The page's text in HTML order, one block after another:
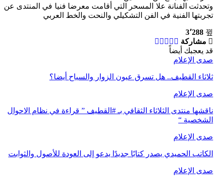
وتحدثت الفنانة علا المسحر التي أقامت معرضا فنيا في المنتدى عن
تجربتها الفنية في الفن التشكيلي والنحت والخط العربي
3٬288
مشاركة
قد يعجبك أيضاً
صدى الإعلام
ثلاثاء القطيف.. هل تسرق عيون الزوار والسياح أيضا؟
صدى الإعلام
ناقشها منتدى الثلاثاء الثقافي بـ #القطيف ” قراءة في نظام الاحوال
الشخصية “
صدى الإعلام
الكاتب الحميدي يصدر كتابًا جديدًا يدعو إلى العودة للأصول والثوابت
صدى الإعلام